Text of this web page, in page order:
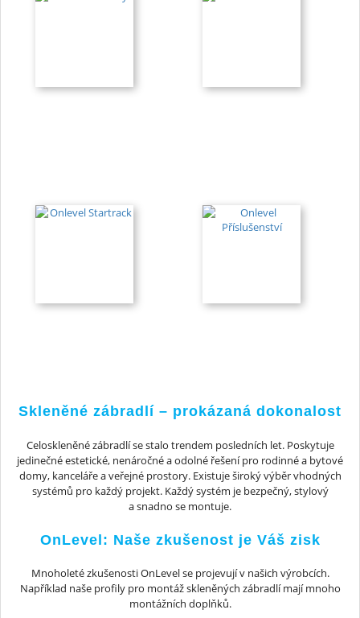
Skleněné zábradlí – prokázaná dokonalost
Celoskleněné zábradlí se stalo trendem posledních let. Poskytuje
jedinečné estetické, nenáročné a odolné řešení pro rodinné a bytové
domy, kanceláře a veřejné prostory. Existuje široký výběr vhodných
systémů pro každý projekt. Každý systém je bezpečný, stylový
a snadno se montuje.
OnLevel: Naše zkušenost je Váš zisk
Mnoholeté zkušenosti OnLevel se projevují v našich výrobcích.
Například naše profily pro montáž skleněných zábradlí mají mnoho
montážních doplňků.